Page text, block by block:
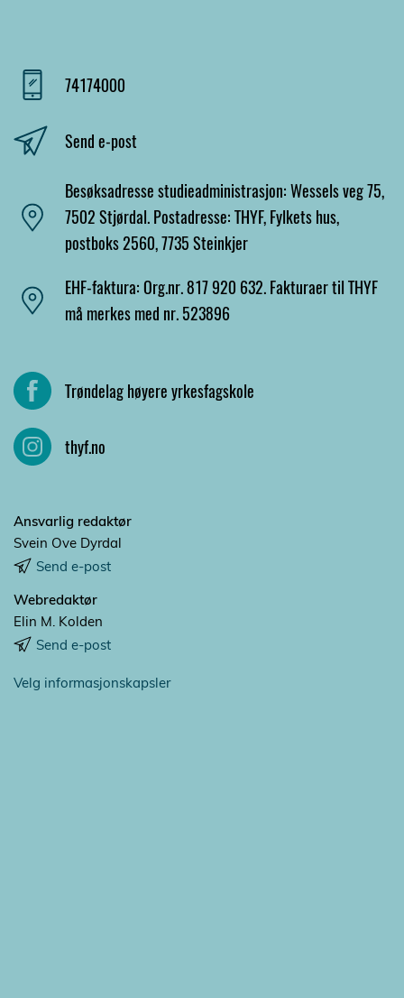
74174000
Send e-post
Besøksadresse studieadministrasjon: Wessels veg 75,
7502 Stjørdal. Postadresse: THYF, Fylkets hus,
postboks 2560, 7735 Steinkjer
EHF-faktura: Org.nr. 817 920 632. Fakturaer til THYF
må merkes med nr. 523896
Trøndelag høyere yrkesfagskole
thyf.no
Ansvarlig redaktør
Svein Ove Dyrdal
Send e-post
Webredaktør
Elin M. Kolden
Send e-post
Velg informasjonskapsler